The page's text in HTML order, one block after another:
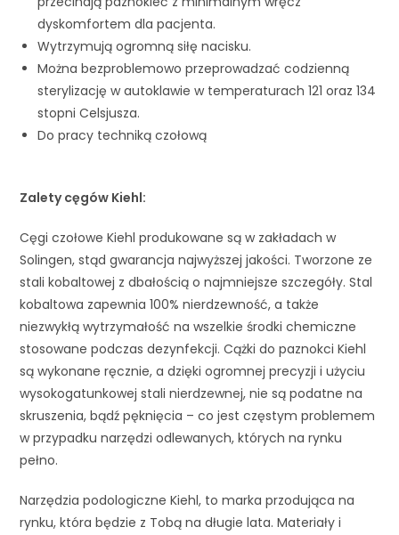
dyskomfortem dla pacjenta.
Wytrzymują ogromną siłę nacisku.
Można bezproblemowo przeprowadzać codzienną
sterylizację w autoklawie w temperaturach 121 oraz 134
stopni Celsjusza.
Do pracy techniką czołową
Zalety cęgów Kiehl:
Cęgi czołowe Kiehl produkowane są w zakładach w
Solingen, stąd gwarancja najwyższej jakości. Tworzone ze
stali kobaltowej z dbałością o najmniejsze szczegóły. Stal
kobaltowa zapewnia 100% nierdzewność, a także
niezwykłą wytrzymałość na wszelkie środki chemiczne
stosowane podczas dezynfekcji. Cążki do paznokci Kiehl
są wykonane ręcznie, a dzięki ogromnej precyzji i użyciu
wysokogatunkowej stali nierdzewnej, nie są podatne na
skruszenia, bądź pęknięcia – co jest częstym problemem
w przypadku narzędzi odlewanych, których na rynku
pełno.
Narzędzia podologiczne Kiehl, to marka przodująca na
rynku, która będzie z Tobą na długie lata. Materiały i